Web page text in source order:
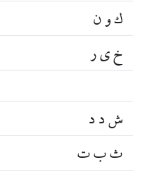
ك و ن
خ ي ر
ش د د
ث ب ت